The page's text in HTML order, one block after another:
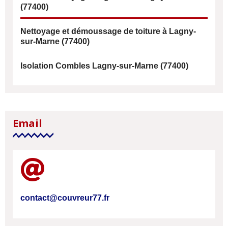
(77400)
Nettoyage et démoussage de toiture à Lagny-
sur-Marne (77400)
Isolation Combles Lagny-sur-Marne (77400)
Email
contact@couvreur77.fr